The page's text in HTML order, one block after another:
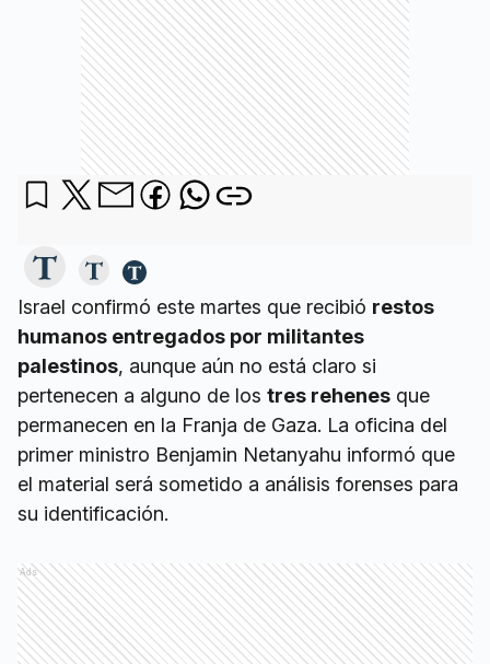
Israel confirmó este martes que recibió restos
humanos entregados por militantes
palestinos, aunque aún no está claro si
pertenecen a alguno de los tres rehenes que
permanecen en la Franja de Gaza. La oficina del
primer ministro Benjamin Netanyahu informó que
el material será sometido a análisis forenses para
su identificación.
Ads